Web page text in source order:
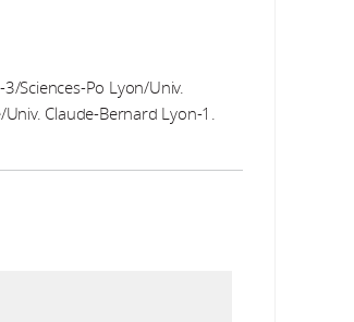
Sciences-Po Lyon/Univ.
Claude-Bernard Lyon-1.